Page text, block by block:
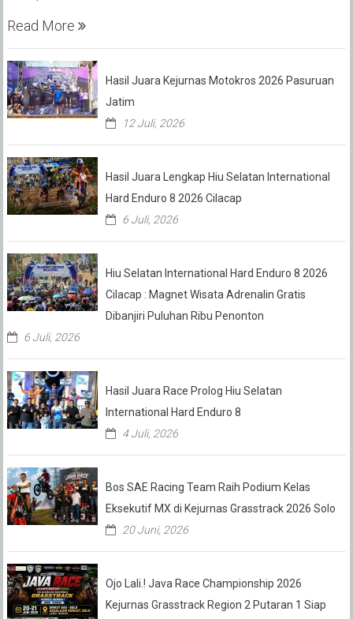
Read More
Hasil Juara Kejurnas Motokros 2026 Pasuruan
Jatim
12 Juli, 2026
Hasil Juara Lengkap Hiu Selatan International
Hard Enduro 8 2026 Cilacap
6 Juli, 2026
Hiu Selatan International Hard Enduro 8 2026
Cilacap : Magnet Wisata Adrenalin Gratis
Dibanjiri Puluhan Ribu Penonton
6 Juli, 2026
Hasil Juara Race Prolog Hiu Selatan
International Hard Enduro 8
4 Juli, 2026
Bos SAE Racing Team Raih Podium Kelas
Eksekutif MX di Kejurnas Grasstrack 2026 Solo
20 Juni, 2026
Ojo Lali.! Java Race Championship 2026
Kejurnas Grasstrack Region 2 Putaran 1 Siap